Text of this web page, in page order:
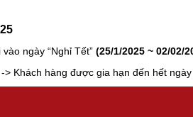
ngày “Nghỉ Tết”(25/1/2025 ~ 02/02/
-> Khách hàng được gia hạn đến hết